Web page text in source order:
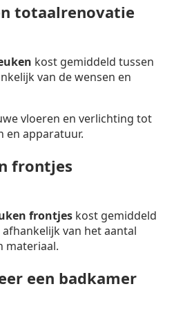
totaalrenovatie
kost gemiddeld tussen
van de wensen en
vloeren en verlichting tot
en apparatuur.
frontjes
frontjes kost gemiddeld
afhankelijk van het aantal
materiaal.
een badkamer